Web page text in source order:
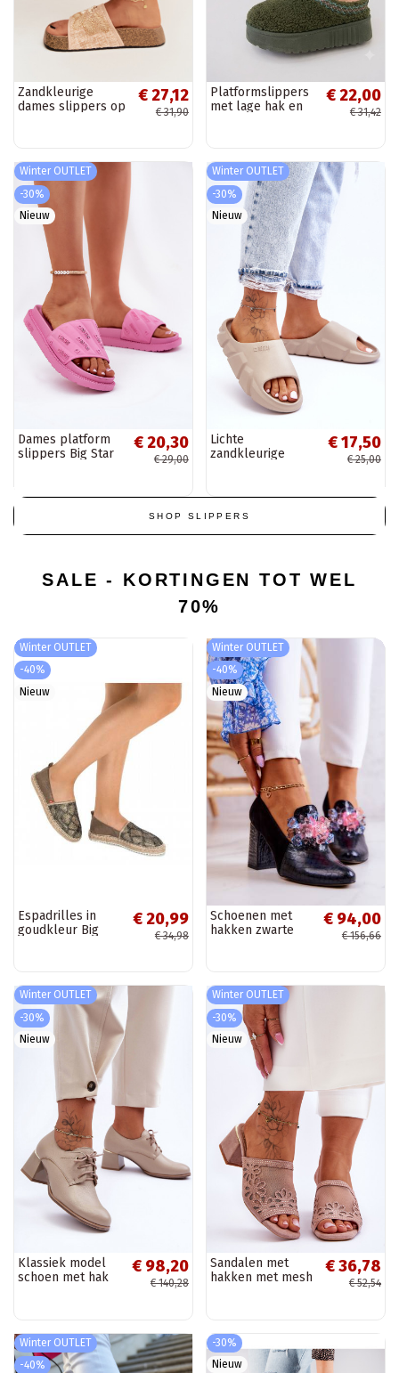
Zandkleurige
dames slippers op
€ 27,12
€ 31,90
Platformslippers
met lage hak en
€ 22,00
€ 31,42
Winter OUTLET
-30%
Nieuw
Dames platform
slippers Big Star
€ 20,30
€ 29,00
Winter OUTLET
-30%
Nieuw
Lichte
zandkleurige
€ 17,50
€ 25,00
SHOP SLIPPERS
SALE - KORTINGEN TOT WEL
70%
Winter OUTLET
-40%
Nieuw
Espadrilles in
goudkleur Big
€ 20,99
€ 34,98
Winter OUTLET
-40%
Nieuw
Schoenen met
hakken zwarte
€ 94,00
€ 156,66
Winter OUTLET
-30%
Nieuw
Klassiek model
schoen met hak
€ 98,20
€ 140,28
Winter OUTLET
-30%
Nieuw
Sandalen met
hakken met mesh
€ 36,78
€ 52,54
Winter OUTLET
-40%
-30%
Nieuw